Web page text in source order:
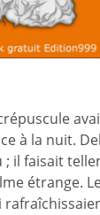
à la nuit.
il faisait
étrange.